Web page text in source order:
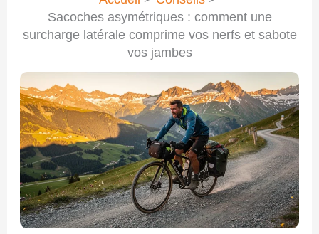
Sacoches asymétriques : comment une
surcharge latérale comprime vos nerfs et sabote
vos jambes